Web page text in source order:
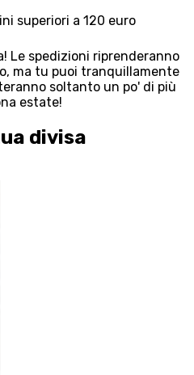
superiori a 120 euro
Le spedizioni riprenderanno
ma tu puoi tranquillamente
soltanto un po' di più
estate!
divisa